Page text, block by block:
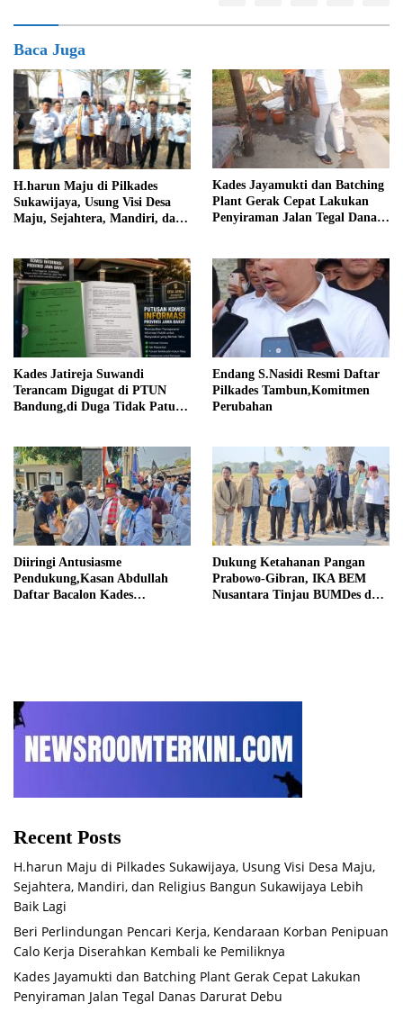
Baca Juga
H.harun Maju di Pilkades
Sukawijaya, Usung Visi Desa
Maju, Sejahtera, Mandiri, dan
Kades Jayamukti dan Batching
Plant Gerak Cepat Lakukan
Penyiraman Jalan Tegal Danas
Kades Jatireja Suwandi
Terancam Digugat di PTUN
Bandung,di Duga Tidak Patuhi
Endang S.Nasidi Resmi Daftar
Pilkades Tambun,Komitmen
Perubahan
Diiringi Antusiasme
Pendukung,Kasan Abdullah
Daftar Bacalon Kades
Dukung Ketahanan Pangan
Prabowo-Gibran, IKA BEM
Nusantara Tinjau BUMDes dan
Recent Posts
H.harun Maju di Pilkades Sukawijaya, Usung Visi Desa Maju,
Sejahtera, Mandiri, dan Religius Bangun Sukawijaya Lebih
Baik Lagi
Beri Perlindungan Pencari Kerja, Kendaraan Korban Penipuan
Calo Kerja Diserahkan Kembali ke Pemiliknya
Kades Jayamukti dan Batching Plant Gerak Cepat Lakukan
Penyiraman Jalan Tegal Danas Darurat Debu